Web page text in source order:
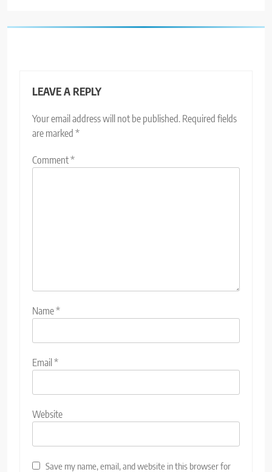
LEAVE A REPLY
Your email address will not be published. Required fields
are marked *
Comment*
Name*
Email*
Website
Save my name, email, and website in this browser for